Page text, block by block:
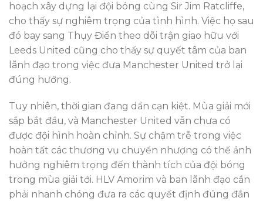
hoạch xây dựng lại đội bóng cùng Sir Jim Ratcliffe,
cho thấy sự nghiêm trọng của tình hình. Việc họ sau
đó bay sang Thụy Điển theo dõi trận giao hữu với
Leeds United cũng cho thấy sự quyết tâm của ban
lãnh đạo trong việc đưa Manchester United trở lại
đúng hướng.
Tuy nhiên, thời gian đang dần cạn kiệt. Mùa giải mới
sắp bắt đầu, và Manchester United vẫn chưa có
được đội hình hoàn chỉnh. Sự chậm trễ trong việc
hoàn tất các thương vụ chuyển nhượng có thể ảnh
hưởng nghiêm trọng đến thành tích của đội bóng
trong mùa giải tới. HLV Amorim và ban lãnh đạo cần
phải nhanh chóng đưa ra các quyết định đúng đắn